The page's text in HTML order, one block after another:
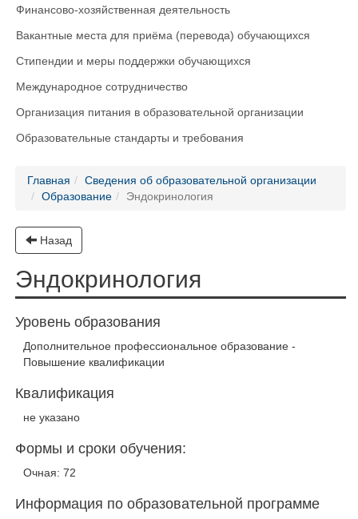
Финансово-хозяйственная деятельность
Вакантные места для приёма (перевода) обучающихся
Стипендии и меры поддержки обучающихся
Международное сотрудничество
Организация питания в образовательной организации
Образовательные стандарты и требования
Главная
Сведения об образовательной организации
Образование
Эндокринология
Назад
Эндокринология
Уровень образования
Дополнительное профессиональное образование -
Повышение квалификации
Квалификация
не указано
Формы и сроки обучения:
Очная: 72
Информация по образовательной программе